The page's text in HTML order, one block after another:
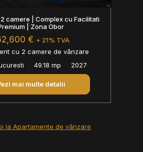
camere | Complex cu Facilitati
| Zona Obor
€ + 21% TVA
cu 2 camere de vânzare
49.18 mp 2027
mai multe detalii
la Apartamente de vânzare